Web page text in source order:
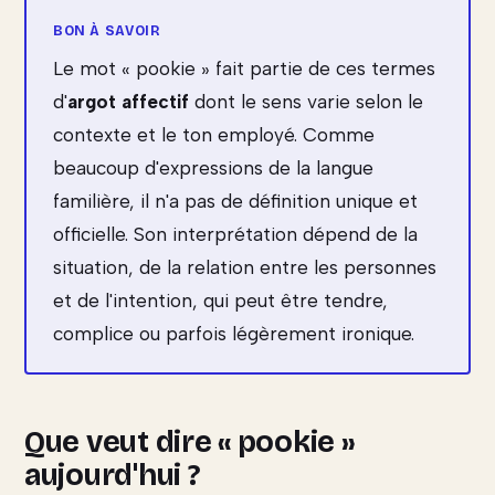
Le mot « pookie » fait partie de ces termes
d'argot affectif dont le sens varie selon le
contexte et le ton employé. Comme
beaucoup d'expressions de la langue
familière, il n'a pas de définition unique et
officielle. Son interprétation dépend de la
situation, de la relation entre les personnes
et de l'intention, qui peut être tendre,
complice ou parfois légèrement ironique.
Que veut dire « pookie »
aujourd'hui ?